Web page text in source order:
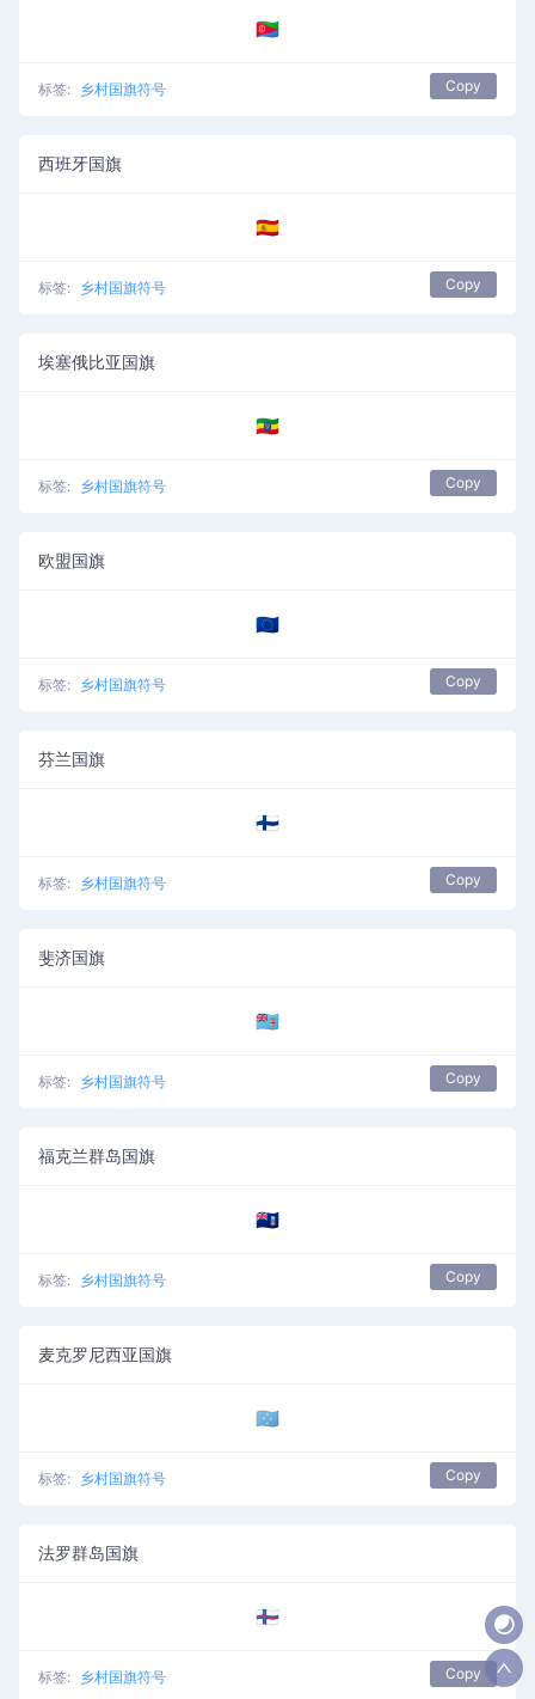
🇪🇷
标签: 乡村国旗符号 Copy
西班牙国旗
🇪🇸
标签: 乡村国旗符号 Copy
埃塞俄比亚国旗
🇪🇹
标签: 乡村国旗符号 Copy
欧盟国旗
🇪🇺
标签: 乡村国旗符号 Copy
芬兰国旗
🇫🇮
标签: 乡村国旗符号 Copy
斐济国旗
🇫🇯
标签: 乡村国旗符号 Copy
福克兰群岛国旗
🇫🇰
标签: 乡村国旗符号 Copy
麦克罗尼西亚国旗
🇫🇲
标签: 乡村国旗符号 Copy
法罗群岛国旗
🇫🇴
标签: 乡村国旗符号 Copy